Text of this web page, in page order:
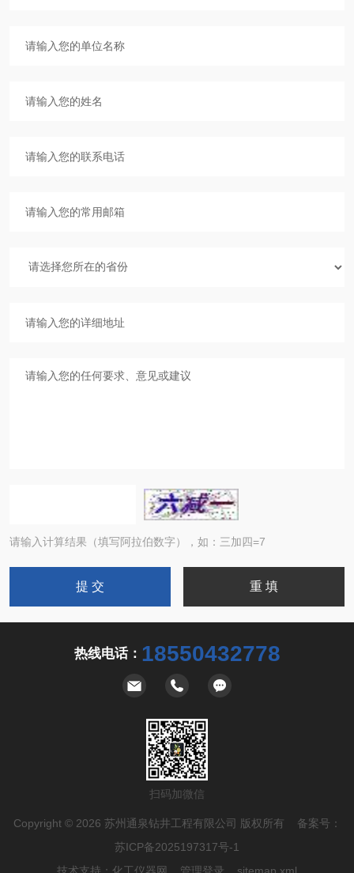
请输入计算结果（填写阿拉伯数字），如：三加四=7
热线电话： 18550432778
扫码加微信
Copyright © 2026 苏州通泉钻井工程有限公司 版权所有 备案号：
苏ICP备2025197317号-1